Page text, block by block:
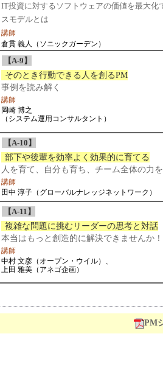
IT投資に対するソフトウェアの価値を最大化
スモデルとは
講師
倉貫 義人（ソニックガーデン）
【A-9】
そのとき行動できる人を創るPM
事例を読み解く
講師
岡崎 博之
（システム運用コンサルタント）
【A-10】
部下や後輩を効率よく効果的に育てる
人を育て、自分も育ち、チーム全体の力
講師
田中 淳子（グローバルナレッジネットワーク）
【A-11】
複雑な問題に挑むリーダーの思考と対話
本当はもっと創造的に解決できませんか
講師
中村 文彦（オープン・ウイル）、
上田 雅美（アネゴ企画）
PM